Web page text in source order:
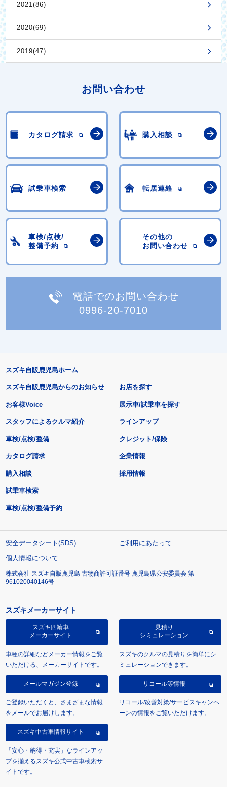
2021(86)
2020(69)
2019(47)
お問い合わせ
カタログ請求 購入相談
試乗車検索 転居連絡
車検/点検/
整備予約
その他の
お問い合わせ
電話でのお問い合わせ
0996-20-7010
スズキ自販鹿児島ホーム
スズキ自販鹿児島からのお知らせ
お客様Voice
スタッフによるクルマ紹介
お店を探す
展示車/試乗車を探す
ラインアップ
車検/点検/整備 クレジット/保険
カタログ請求
購入相談
試乗車検索
車検/点検/整備予約
企業情報
採用情報
安全データシート(SDS)
ご利用にあたって
個人情報について
株式会社 スズキ自販鹿児島 古物商許可証番号 鹿児島県公安委員会 第
961020040146号
スズキメーカーサイト
スズキ四輪車
メーカーサイト
車種の詳細などメーカー情報をご覧
いただける、メーカーサイトです。
見積り
シミュレーション
スズキのクルマの見積りを簡単にシ
ミュレーションできます。
メールマガジン登録
ご登録いただくと、さまざまな情報
をメールでお届けします。
リコール等情報
リコール/改善対策/サービスキャンペ
ーンの情報をご覧いただけます。
スズキ中古車情報サイト
「安心・納得・充実」なラインアッ
プを揃えるスズキ公式中古車検索サ
イトです。